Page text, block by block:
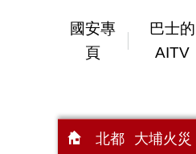
國安專
頁
巴士的
AITV
北都 大埔火災